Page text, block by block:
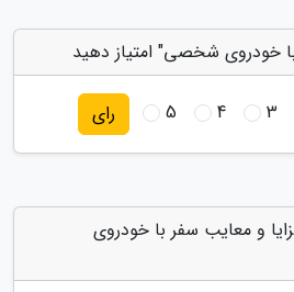
خودروی شخصی" امتیاز دهید
3
4
5 رای
و معایب سفر با خودروی